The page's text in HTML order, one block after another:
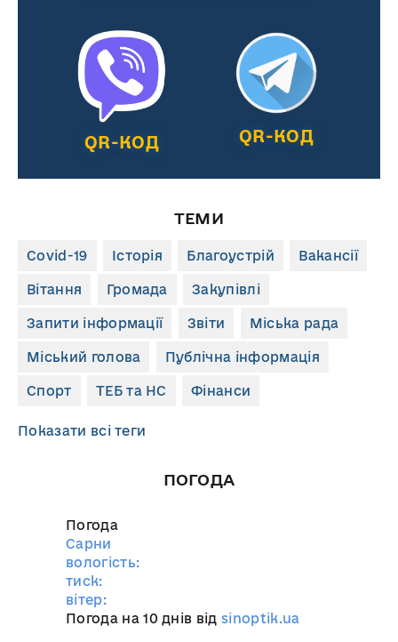
QR-КОД QR-КОД
ТЕМИ
Covid-19 Історія Благоустрій Вакансії
Вітання Громада Закупівлі
Запити інформації Звіти Міська рада
Міський голова Публічна інформація
Спорт ТЕБ та НС Фінанси
Показати всі теги
ПОГОДА
Погода
Сарни
вологість:
тиск:
вітер:
Погода на 10 днів відsinoptik.ua